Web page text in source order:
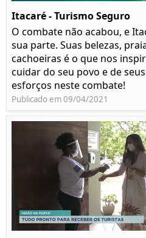
Itacaré - Turismo Seguro
O combate não acabou, e
sua parte. Suas belezas,
cachoeiras é o que nos
cuidar do seu povo e de
esforços neste combate!
Publicado em 09/04/2021